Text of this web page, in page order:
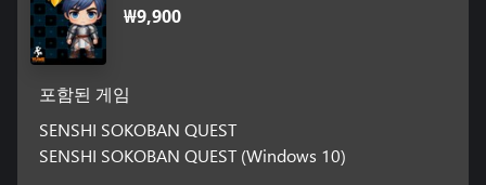
₩9,900
포함된 게임
SENSHI SOKOBAN QUEST
SENSHI SOKOBAN QUEST (Windows 10)